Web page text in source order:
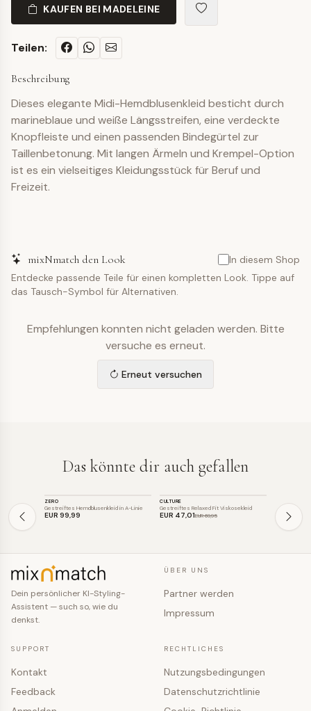
KAUFEN BEI MADELEINE
Teilen:
Beschreibung
Dieses elegante Midi-Hemdblusenkleid besticht durch
marineblaue und weiße Längsstreifen, eine verdeckte
Knopfleiste und einen passenden Bindegürtel zur
Taillenbetonung. Mit langen Ärmeln und Krempel-Option
ist es ein vielseitiges Kleidungsstück für Beruf und
Freizeit.
mixNmatch den Look
In diesem Shop
Entdecke passende Teile für einen kompletten Look. Tippe auf
das Tausch-Symbol für Alternativen.
Empfehlungen konnten nicht geladen werden. Bitte
versuche es erneut.
Erneut versuchen
Das könnte dir auch gefallen
ZERO
Gestreiftes Hemdblusenkleid in A-Linie
EUR 99,99
SALE
CULTURE
Gestreiftes Relaxed Fit Viskosekleid
EUR 47,01EUR 69,95 EUR 36
Dein persönlicher KI-Styling-
Assistent — such so, wie du
denkst.
ÜBER UNS
Partner werden
Impressum
SUPPORT
Kontakt
Feedback
RECHTLICHES
Nutzungsbedingungen
Datenschutzrichtlinie